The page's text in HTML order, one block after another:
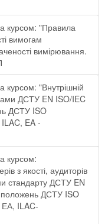
курсом: "Правила
вимогам
вимірювання.
курсом: "Внутрішній
ДСТУ EN ISO/IEC
ДСТУ ISO
EA -
курсом:
з якості, аудиторів
стандарту ДСТУ EN
ДСТУ ISO
ILAC-